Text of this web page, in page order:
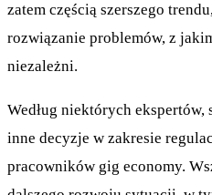
zatem częścią szerszego
rozwiązanie problemów, z
niezależni.
Według niektórych ekspertów,
inne decyzje w zakresie
pracowników gig economy.